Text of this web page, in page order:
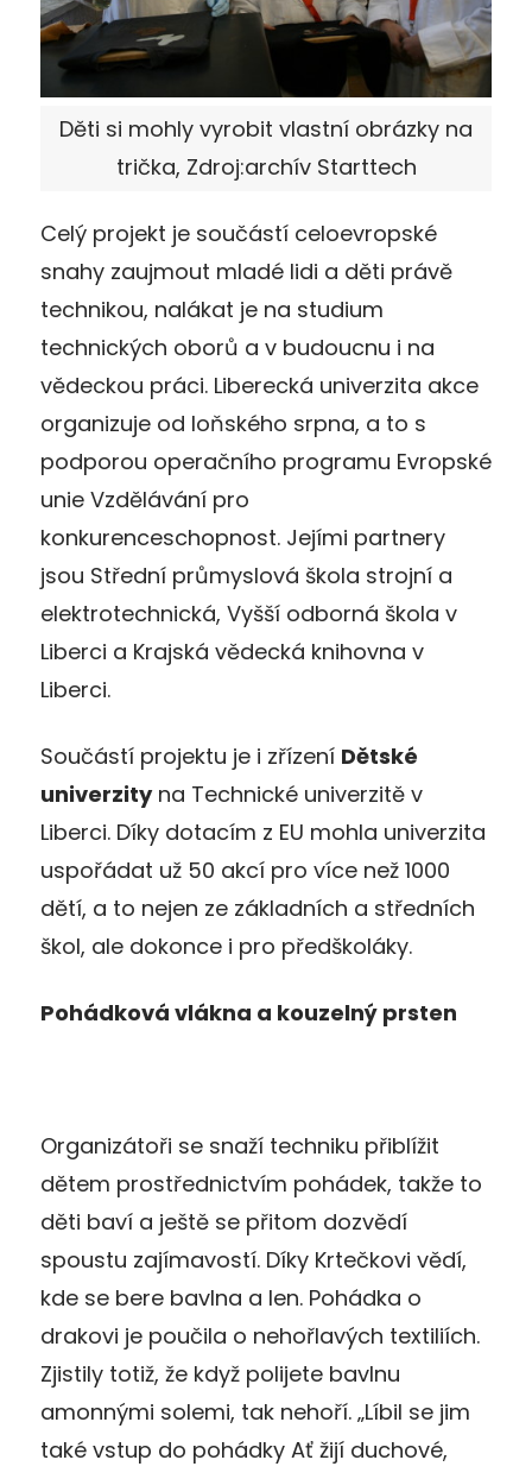
Děti si mohly vyrobit vlastní obrázky na
trička, Zdroj:archív Starttech
Celý projekt je součástí celoevropské
snahy zaujmout mladé lidi a děti právě
technikou, nalákat je na studium
technických oborů a v budoucnu i na
vědeckou práci. Liberecká univerzita akce
organizuje od loňského srpna, a to s
podporou operačního programu Evropské
unie Vzdělávání pro
konkurenceschopnost. Jejími partnery
jsou Střední průmyslová škola strojní a
elektrotechnická, Vyšší odborná škola v
Liberci a Krajská vědecká knihovna v
Liberci.
Součástí projektu je i zřízení Dětské
univerzityna Technické univerzitě v
Liberci. Díky dotacím z EU mohla univerzita
uspořádat už 50 akcí pro více než 1000
dětí, a to nejen ze základních a středních
škol, ale dokonce i pro předškoláky.
Pohádková vlákna a kouzelný prsten
Organizátoři se snaží techniku přiblížit
dětem prostřednictvím pohádek, takže to
děti baví a ještě se přitom dozvědí
spoustu zajímavostí. Díky Krtečkovi vědí,
kde se bere bavlna a len. Pohádka o
drakovi je poučila o nehořlavých textiliích.
Zjistily totiž, že když polijete bavlnu
amonnými solemi, tak nehoří. „Líbil se jim
také vstup do pohádky Ať žijí duchové,